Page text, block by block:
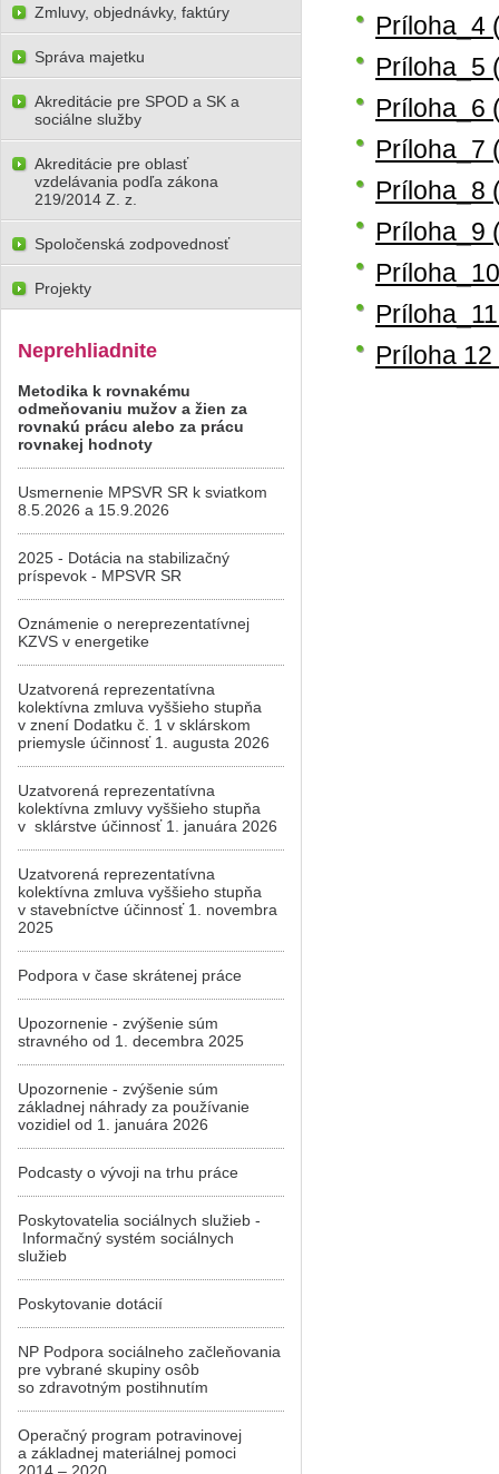
Príloha_4
Príloha_5
Príloha_6
Príloha_7
Príloha_8
Príloha_9
Príloha 12
Zmluvy, objednávky, faktúry
Správa majetku
Akreditácie pre SPOD a SK a
sociálne služby
Akreditácie pre oblasť
vzdelávania podľa zákona
219/2014 Z. z.
Spoločenská zodpovednosť
Projekty
Neprehliadnite
Metodika k rovnakému
odmeňovaniu mužov a žien za
rovnakú prácu alebo za prácu
rovnakej hodnoty
Usmernenie MPSVR SR k sviatkom
8.5.2026 a 15.9.2026
2025 - Dotácia na stabilizačný
príspevok - MPSVR SR
Oznámenie o nereprezentatívnej
KZVS v energetike
Uzatvorená reprezentatívna
kolektívna zmluva vyššieho stupňa
v znení Dodatku č. 1 v sklárskom
priemysle účinnosť 1. augusta 2026
Uzatvorená reprezentatívna
kolektívna zmluvy vyššieho stupňa
v sklárstve účinnosť 1. januára 2026
Uzatvorená reprezentatívna
kolektívna zmluva vyššieho stupňa
v stavebníctve účinnosť 1. novembra
2025
Podpora v čase skrátenej práce
Upozornenie - zvýšenie súm
stravného od 1. decembra 2025
Upozornenie - zvýšenie súm
základnej náhrady za používanie
vozidiel od 1. januára 2026
Podcasty o vývoji na trhu práce
Poskytovatelia sociálnych služieb -
Informačný systém sociálnych
služieb
Poskytovanie dotácií
NP Podpora sociálneho začleňovania
pre vybrané skupiny osôb
so zdravotným postihnutím
Operačný program potravinovej
a základnej materiálnej pomoci